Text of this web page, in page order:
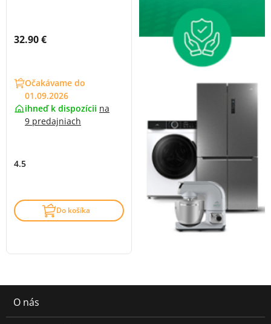
Cena s DPH:
32.90 €
Očakávame do
01.09.2026
ihneď k dispozícii na
9 predajniach
4.5
Do košíka
O nás